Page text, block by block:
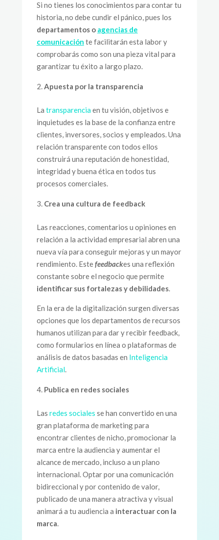
Si no tienes los conocimientos para contar tu
historia, no debe cundir el pánico, pues los
departamentos o agencias de
comunicación te facilitarán esta labor y
comprobarás como son una pieza vital para
garantizar tu éxito a largo plazo.
Apuesta por la transparencia
La transparenciaen tu visión, objetivos e
inquietudes es la base de la confianza entre
clientes, inversores, socios y empleados. Una
relación transparente con todos ellos
construirá una reputación de honestidad,
integridad y buena ética en todos tus
procesos comerciales.
Crea una cultura de feedback
Las reacciones, comentarios u opiniones en
relación a la actividad empresarial abren una
nueva vía para conseguir mejoras y un mayor
rendimiento. Estefeedbackes una reflexión
constante sobre el negocio que permite
identificar sus fortalezas y debilidades.
En la era de la digitalización surgen diversas
opciones que los departamentos de recursos
humanos utilizan para dar y recibir feedback,
como formularios en línea o plataformas de
análisis de datos basadas en Inteligencia
Artificial.
Publica en redes sociales
Las redes sociales se han convertido en una
gran plataforma de marketing para
encontrar clientes de nicho, promocionar la
marca entre la audiencia y aumentar el
alcance de mercado, incluso a un plano
internacional. Optar por una comunicación
bidireccional y por contenido de valor,
publicado de una manera atractiva y visual
animará a tu audiencia a interactuar con la
marca.